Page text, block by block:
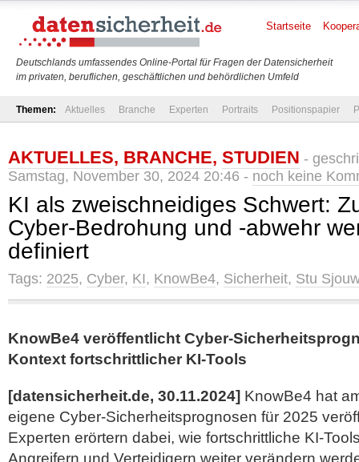
Deutschlands umfassendes Online-Portal für Fragen der Datensicherheit
im privaten, beruflichen, geschäftlichen und behördlichen Umfeld
Startseite
Themen: Aktuelles Branche Experten Portraits Positionspapier
AKTUELLES, BRANCHE, STUDIEN -
Samstag, November 30, 2024 20:46 - noch keine
KI als zweischneidiges Schwert:
Cyber-Bedrohung und -abwehr
definiert
Tags: 2025, Cyber, KI, KnowBe4, Sicherheit, Stu
KnowBe4 veröffentlicht Cyber-
Kontext fortschrittlicher KI-Tools
[datensicherheit.de, 30.11.2024] KnowBe4 hat
eigene Cyber-Sicherheitsprognosen für 2025
Experten erörtern dabei, wie fortschrittliche KI-
Angreifern und Verteidigern weiter verändern